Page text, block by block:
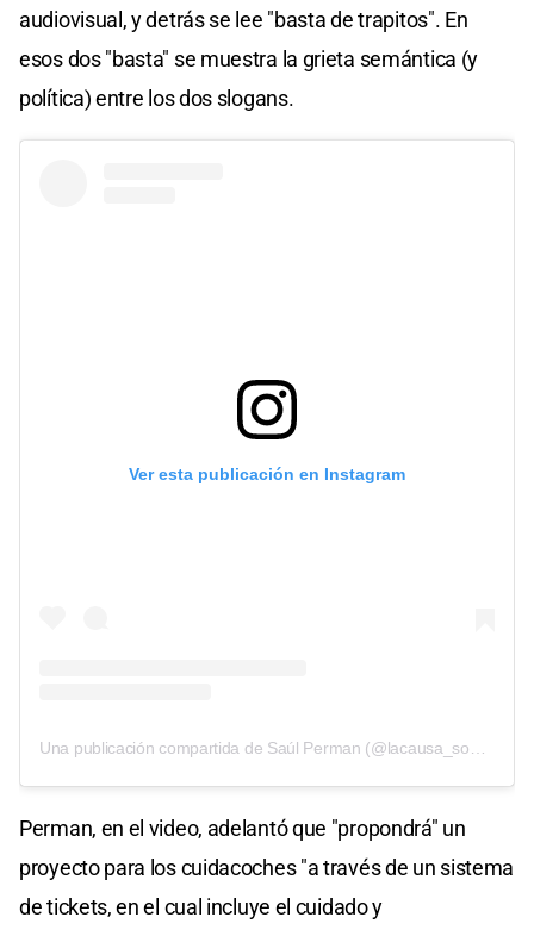
audiovisual, y detrás se lee "basta de trapitos". En
esos dos "basta" se muestra la grieta semántica (y
política) entre los dos slogans.
Ver esta publicación en Instagram
Perman, en el video, adelantó que "propondrá" un
proyecto para los cuidacoches "a través de un sistema
de tickets, en el cual incluye el cuidado y